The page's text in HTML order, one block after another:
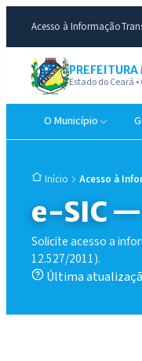
Acesso à Informação
Estado do Ceará
O Município
Início Acesso à
e-SIC —
Solicite acesso a
12.527/2011).
Última